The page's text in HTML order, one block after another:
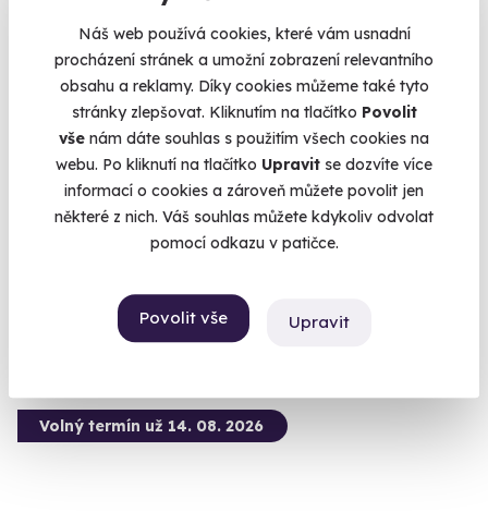
Náš web používá cookies, které vám usnadní
procházení stránek a umožní zobrazení relevantního
obsahu a reklamy. Díky cookies můžeme také tyto
stránky zlepšovat. Kliknutím na tlačítko Povolit
vše nám dáte souhlas s použitím všech cookies na
webu. Po kliknutí na tlačítko Upravit se dozvíte více
informací o cookies a zároveň můžete povolit jen
některé z nich. Váš souhlas můžete kdykoliv odvolat
pomocí odkazu v patičce.
Povolit vše Upravit
9.5
Zážitková střelba: Dlouhé zbraně - 6 zbraní
Z každé zbraně si zastřílíte pětkrát - celkem 30 výstřelů.
Otrokovice - vnitřní střelnice
(+ 28 dalších lokalit)
1 899 Kč
Volný termín už 14. 08. 2026